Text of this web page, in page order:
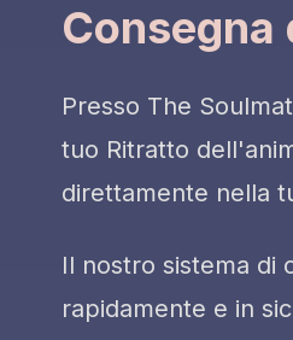
Consegna
Presso The
tuo Ritratto
direttamente nella
Il nostro sistema di
rapidamente e in